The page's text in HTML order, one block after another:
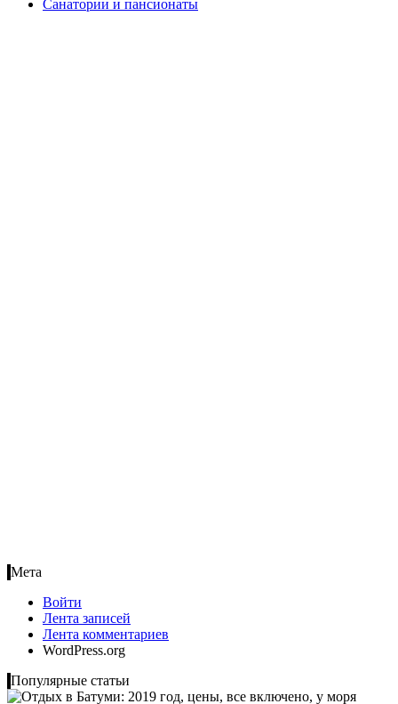
Санатории и пансионаты
Мета
Войти
Лента записей
Лента комментариев
WordPress.org
Популярные статьи